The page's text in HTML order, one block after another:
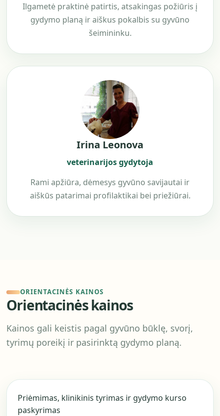
Ilgametė praktinė patirtis, atsakingas požiūris į
gydymo planą ir aiškus pokalbis su gyvūno
šeimininku.
Irina Leonova
veterinarijos gydytoja
Rami apžiūra, dėmesys gyvūno savijautai ir
aiškūs patarimai profilaktikai bei priežiūrai.
ORIENTACINĖS KAINOS
Orientacinės kainos
Kainos gali keistis pagal gyvūno būklę, svorį,
tyrimų poreikį ir pasirinktą gydymo planą.
Priėmimas, klinikinis tyrimas ir gydymo kurso
paskyrimas